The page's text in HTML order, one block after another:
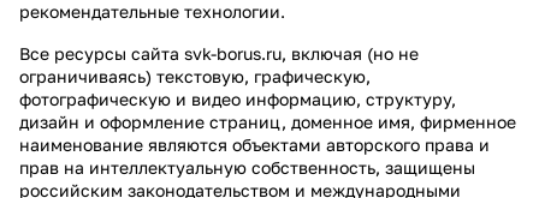
рекомендательные технологии.
Все ресурсы сайта svk-borus.ru, включая (но не
ограничиваясь) текстовую, графическую,
фотографическую и видео информацию, структуру,
дизайн и оформление страниц, доменное имя, фирменное
наименование являются объектами авторского права и
прав на интеллектуальную собственность, защищены
российским законодательством и международными